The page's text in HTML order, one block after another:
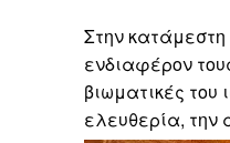
Στην
ενδιαφέρον
βιωματικές του
ελευθερία, την